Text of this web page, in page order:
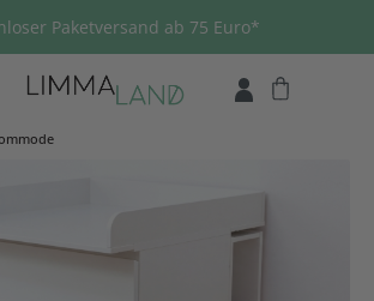
Paketversand ab 75 Euro*